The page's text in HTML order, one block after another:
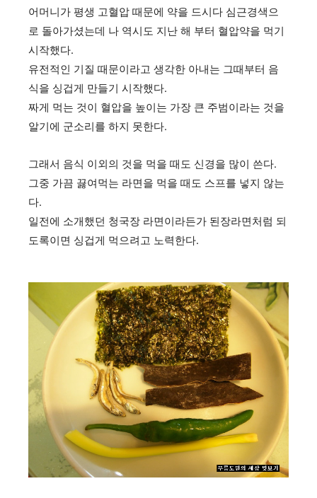
어머니가 평생 고혈압 때문에 약을 드시다 심근경색으
로 돌아가셨는데 나 역시도 지난 해 부터 혈압약을 먹기
시작했다.
유전적인 기질 때문이라고 생각한 아내는 그때부터 음
식을 싱겁게 만들기 시작했다.
짜게 먹는 것이 혈압을 높이는 가장 큰 주범이라는 것을
알기에 군소리를 하지 못한다.
그래서 음식 이외의 것을 먹을 때도 신경을 많이 쓴다.
그중 가끔 끓여먹는 라면을 먹을 때도 스프를 넣지 않는
다.
일전에 소개했던 청국장 라면이라든가 된장라면처럼 되
도록이면 싱겁게 먹으려고 노력한다.